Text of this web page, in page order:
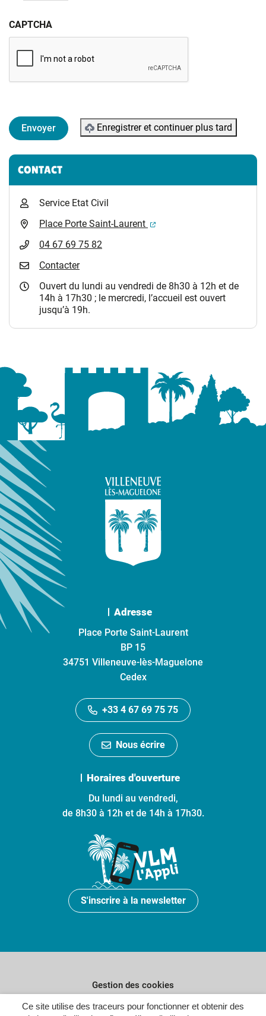
Ce site utilise des traceurs pour fonctionner et obtenir des
CAPTCHA
Enregistrer et continuer plus tard
Informations complémentaires
CONTACT
Service Etat Civil
Place Porte Saint-Laurent
(ouverture dans un
04 67 69 75 82
Contacter
Ouvert du lundi au vendredi de 8h30 à 12h et de
14h à 17h30 ; le mercredi, l’accueil est ouvert
jusqu’à 19h.
Adresse
Place Porte Saint-Laurent
BP 15
34751 Villeneuve-lès-Maguelone
Cedex
+33 4 67 69 75 75
Nous écrire
Horaires d'ouverture
Du lundi au vendredi,
de 8h30 à 12h et de 14h à 17h30.
S'inscrire à la newsletter
Gestion des cookies
Plan du site